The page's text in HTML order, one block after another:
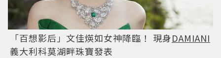
「百想影后」文佳煐如女神降臨！ 現身DAMIANI
義大利科莫湖畔珠寶發表